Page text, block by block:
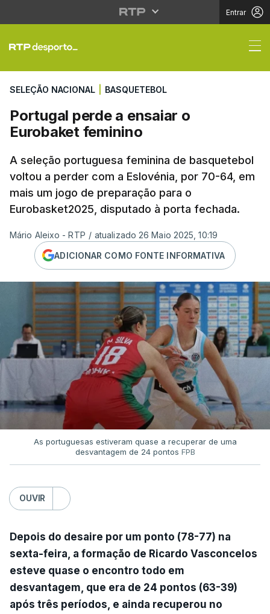
Entrar
Portugal perde a
SELEÇÃO NACIONAL BASQUETEBOL
Portugal perde a ensaiar o
Eurobaket feminino
A seleção portuguesa feminina de basquetebol
voltou a perder com a Eslovénia, por 70-64, em
mais um jogo de preparação para o
Eurobasket2025, disputado à porta fechada.
Mário Aleixo - RTP / atualizado 26 Maio 2025, 10:19
ADICIONAR COMO FONTE INFORMATIVA
As portuguesas estiveram quase a recuperar de uma
desvantagem de 24 pontos FPB
OUVIR
Depois do desaire por um ponto (78-77) na
sexta-feira, a formação de Ricardo Vasconcelos
esteve quase o encontro todo em
desvantagem, que era de 24 pontos (63-39)
após três períodos, e ainda recuperou no